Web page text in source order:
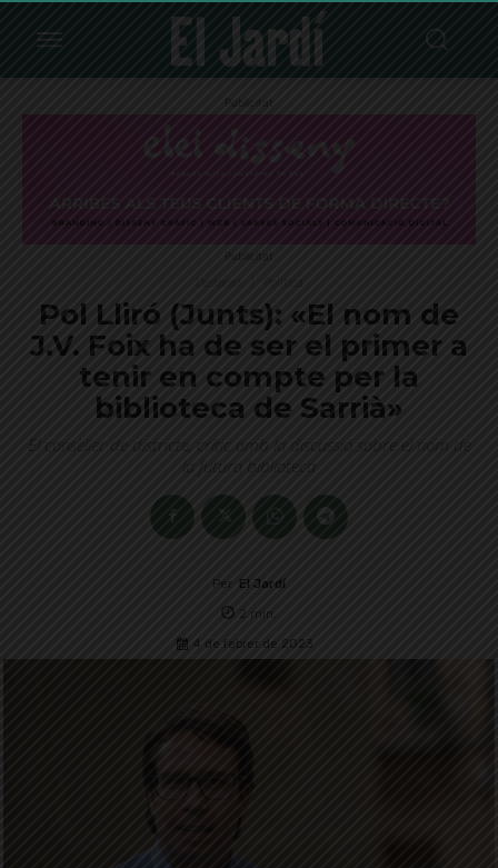
Publicitat
Publicitat
Pol Lliró (Junts): «El nom de
J.V. Foix ha de ser el primer a
tenir en compte per la
biblioteca de Sarrià»
El conseller de districte, crític amb la discussió sobre el nom de
la futura biblioteca
Per El Jardí
2 min.
4 de febrer de 2023